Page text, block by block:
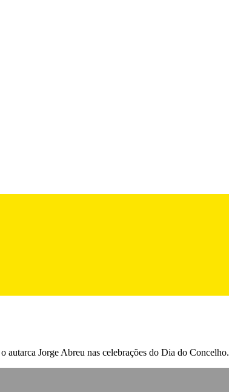
Jorge Abreu nas celebrações do Dia do Concelho.